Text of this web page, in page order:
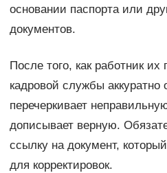
основании паспорта или
документов.
После того, как работник их
кадровой службы
перечеркивает
дописывает верную.
ссылку на документ,
для корректировок.